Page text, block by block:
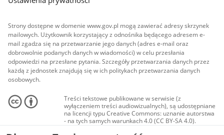
Strony dostępne w domenie www.gov.pl mogą zawierać adresy skrzynek
mailowych. Użytkownik korzystający z odnośnika będącego adresem e-
mail zgadza się na przetwarzanie jego danych (adres e-mail oraz
dobrowolnie podanych danych w wiadomości) w celu przesłania
odpowiedzi na przesłane pytania. Szczegóły przetwarzania danych przez
każdą z jednostek znajdują się w ich politykach przetwarzania danych
osobowych.
Treści tekstowe publikowane w serwisie (z
wyłączeniem treści audiowizualnych), są udostępniane
na licencji typu Creative Commons: uznanie autorstwa
- na tych samych warunkach 4.0 (CC BY-SA 4.0).
Materiały audiowizualne, w tym zdjęcia, materiały